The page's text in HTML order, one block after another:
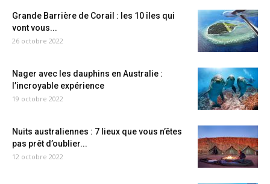
Grande Barrière de Corail : les 10 îles qui
vont vous...
26 octobre 2022
Nager avec les dauphins en Australie :
l’incroyable expérience
19 octobre 2022
Nuits australiennes : 7 lieux que vous n’êtes
pas prêt d’oublier...
12 octobre 2022